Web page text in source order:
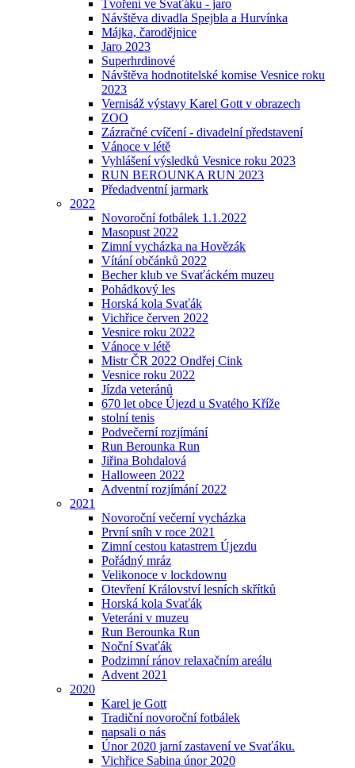
Tvoření ve Svaťáku - jaro
Návštěva divadla Spejbla a Hurvínka
Májka, čarodějnice
Jaro 2023
Superhrdinové
Návštěva hodnotitelské komise Vesnice roku
2023
Vernisáž výstavy Karel Gott v obrazech
ZOO
Zázračné cvíčení - divadelní představení
Vánoce v létě
Vyhlášení výsledků Vesnice roku 2023
RUN BEROUNKA RUN 2023
Předadventní jarmark
2022
Novoroční fotbálek 1.1.2022
Masopust 2022
Zimní vycházka na Hovězák
Vítání občánků 2022
Becher klub ve Svaťáckém muzeu
Pohádkový les
Horská kola Svaťák
Vichřice červen 2022
Vesnice roku 2022
Vánoce v létě
Mistr ČR 2022 Ondřej Cink
Vesnice roku 2022
Jízda veteránů
670 let obce Újezd u Svatého Kříže
stolní tenis
Podvečerní rozjímání
Run Berounka Run
Jiřina Bohdalová
Halloween 2022
Adventní rozjímání 2022
2021
Novoroční večerní vycházka
První sníh v roce 2021
Zimní cestou katastrem Újezdu
Pořádný mráz
Velikonoce v lockdownu
Otevření Království lesních skřítků
Horská kola Svaťák
Veteráni v muzeu
Run Berounka Run
Noční Svaťák
Podzimní ránov relaxačním areálu
Advent 2021
2020
Karel je Gott
Tradiční novoroční fotbálek
napsali o nás
Únor 2020 jarní zastavení ve Svaťáku.
Vichřice Sabina únor 2020